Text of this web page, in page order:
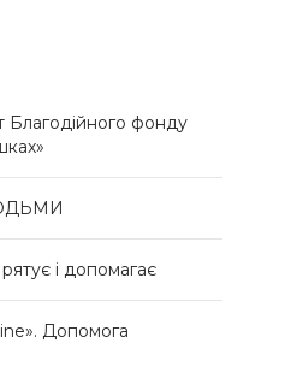
Благодійного фонду
і допомагає
Допомога